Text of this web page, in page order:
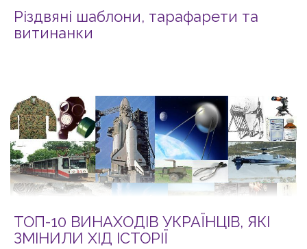
Різдвяні шаблони, тарафарети та
витинанки
ТОП-10 ВИНАХОДІВ УКРАЇНЦІВ, ЯКІ
ЗМІНИЛИ ХІД ІСТОРІЇ